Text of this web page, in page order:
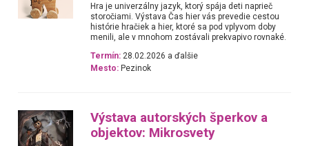
Hra je univerzálny jazyk, ktorý spája deti naprieč
storočiami. Výstava Čas hier vás prevedie cestou
histórie hračiek a hier, ktoré sa pod vplyvom doby
menili, ale v mnohom zostávali prekvapivo rovnaké.
Termín: 28.02.2026 a ďalšie
Mesto: Pezinok
Výstava autorských šperkov a
objektov: Mikrosvety